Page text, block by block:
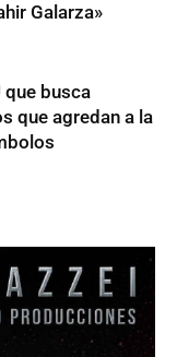
Galarza»
que busca
que agredan a la